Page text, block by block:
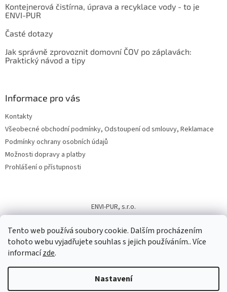
Tento web používá soubory cookie. Dalším procházením
tohoto webu vyjadřujete souhlas s jejich používáním.. Více
informacízde.
Nastavení
Kontejnerová čistírna, úprava a recyklace vody - to je
ENVI-PUR
Časté dotazy
Jak správně zprovoznit domovní ČOV po záplavách:
Praktický návod a tipy
Informace pro vás
Kontakty
Všeobecné obchodní podmínky, Odstoupení od smlouvy, Reklamace
Podmínky ochrany osobních údajů
Možnosti dopravy a platby
Prohlášení o přístupnosti
ENVI-PUR, s.r.o.